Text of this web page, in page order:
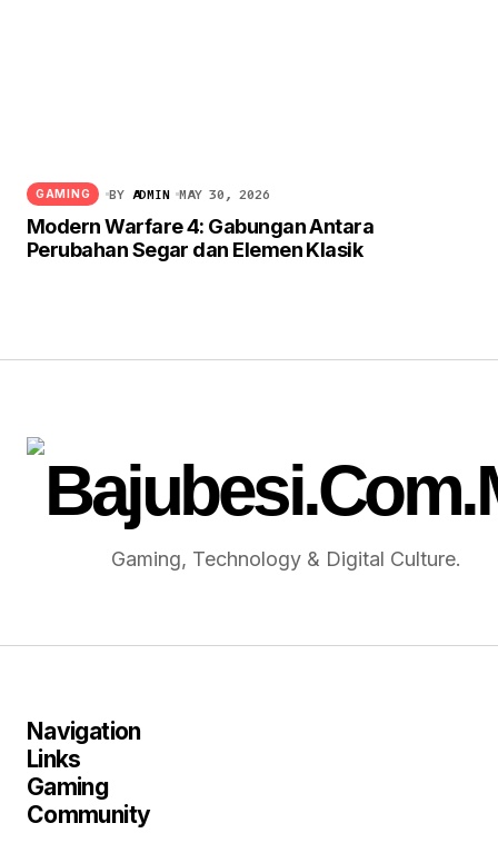
GAMING BY ADMIN MAY 30, 2026
Modern Warfare 4: Gabungan Antara
Perubahan Segar dan Elemen Klasik
Gaming, Technology & Digital Culture.
Navigation
Links
Gaming
Community